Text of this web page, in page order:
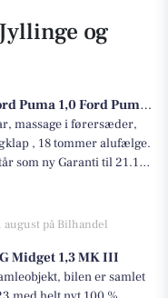
og
1,0 Ford Puma 5-dørs ST-Line X 1.0 EcoB
massage i førersæder,
, 18 tommer alufælge.
Garanti til 21.10
august på Bilhandel
Midget 1,3 MK III
bilen er samlet